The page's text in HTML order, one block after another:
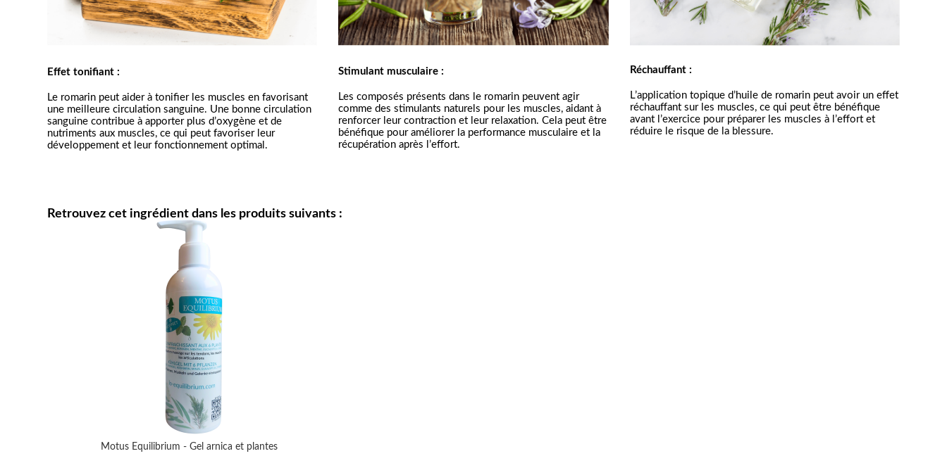
Effet tonifiant :
Le romarin peut aider à tonifier les muscles en favorisant
une meilleure circulation sanguine. Une bonne circulation
sanguine contribue à apporter plus d’oxygène et de
nutriments aux muscles, ce qui peut favoriser leur
développement et leur fonctionnement optimal.
Stimulant musculaire :
Les composés présents dans le romarin peuvent agir
comme des stimulants naturels pour les muscles, aidant à
renforcer leur contraction et leur relaxation. Cela peut être
bénéfique pour améliorer la performance musculaire et la
récupération après l’effort.
Réchauffant :
L’application topique d’huile de romarin peut avoir un effet
réchauffant sur les muscles, ce qui peut être bénéfique
avant l’exercice pour préparer les muscles à l’effort et
réduire le risque de la blessure.
Retrouvez cet ingrédient dans les produits suivants :
Motus Equilibrium - Gel arnica et plantes